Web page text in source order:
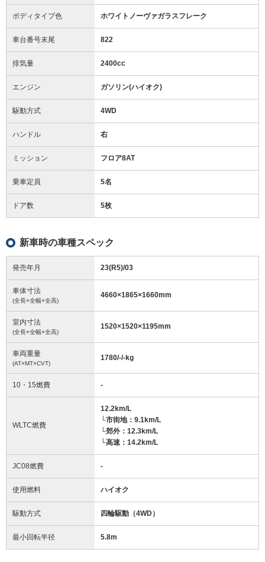
ボディタイプ色 ホワイトノーヴァガラスフレーク
車台番号末尾 822
排気量 2400cc
エンジン ガソリン(ハイオク)
駆動方式 4WD
ハンドル 右
ミッション フロア8AT
乗車定員 5名
ドア数 5枚
新車時の車種スペック
発売年月 23(R5)/03
車体寸法
(全長×全幅×全高)
4660×1865×1660mm
室内寸法
(全長×全幅×全高)
1520×1520×1195mm
車両重量
(AT×MT×CVT)
1780/-/-kg
10・15燃費 -
WLTC燃費
12.2km/L
└市街地：9.1km/L
└郊外：12.3km/L
└高速：14.2km/L
JC08燃費 -
使用燃料 ハイオク
駆動方式 四輪駆動（4WD）
最小回転半径 5.8m